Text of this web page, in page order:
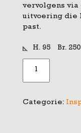
vervolgens
uitvoering die
past.
H. 95 Br. 250
de
aantal
Categorie: